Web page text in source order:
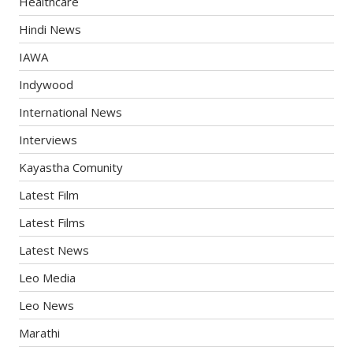
Hindi News
IAWA
Indywood
International News
Interviews
Kayastha Comunity
Latest Film
Latest Films
Latest News
Leo Media
Leo News
Marathi